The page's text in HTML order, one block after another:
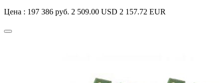
Цена : 197 386 руб. 2 509.00 USD 2 157.72 EUR